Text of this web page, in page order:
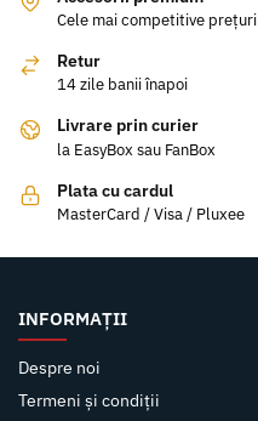
Cele mai competitive prețuri
Retur
14 zile banii înapoi
Livrare prin curier
la EasyBox sau FanBox
Plata cu cardul
MasterCard / Visa / Pluxee
INFORMAȚII
Despre noi
Termeni și condiții